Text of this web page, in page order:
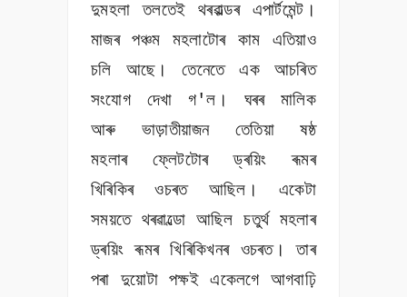
দুমহলা তলতেই থৰৱাল্ডৰ এপাৰ্টমেন্ট।
মাজৰ পঞ্চম মহলাটোৰ কাম এতিয়াও
চলি আছে। তেনেতে এক আচৰিত
সংযোগ দেখা গ'ল। ঘৰৰ মালিক
আৰু ভাড়াতীয়াজন তেতিয়া ষষ্ঠ
মহলাৰ ফ্লেটটোৰ ড্ৰয়িং ৰূমৰ
খিৰিকিৰ ওচৰত আছিল। একেটা
সময়তে থৰৱাল্ডো আছিল চতুৰ্থ মহলাৰ
ড্ৰয়িং ৰূমৰ খিৰিকিখনৰ ওচৰত। তাৰ
পৰা দুয়োটা পক্ষই একেলগে আগবাঢ়ি